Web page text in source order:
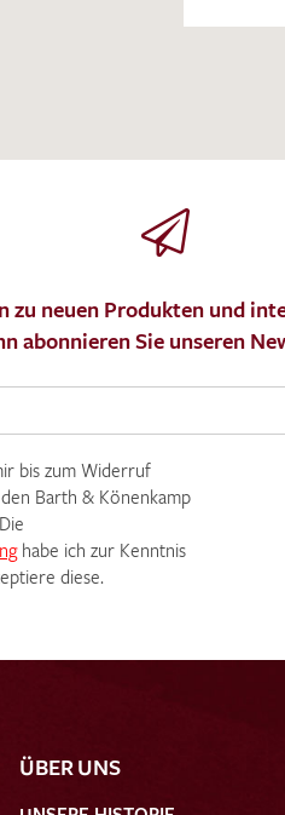
zu neuen Produkten und
abonnieren Sie unseren
bis zum Widerruf
Barth & Könenkamp
habe ich zur Kenntnis
diese.
ÜBER UNS